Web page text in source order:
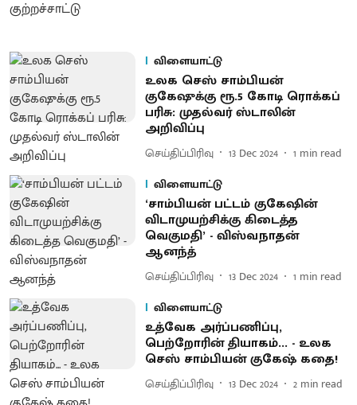
விளையாட்டு
உலக செஸ் சாம்பியன்
குகேஷுக்கு ரூ.5 கோடி ரொக்கப்
பரிசு: முதல்வர் ஸ்டாலின்
அறிவிப்பு
செய்திப்பிரிவு 13 Dec 2024 1 min read
விளையாட்டு
‘சாம்பியன் பட்டம் குகேஷின்
விடாமுயற்சிக்கு கிடைத்த
வெகுமதி’ - விஸ்வநாதன்
ஆனந்த்
செய்திப்பிரிவு 13 Dec 2024 1 min read
விளையாட்டு
உத்வேக அர்ப்பணிப்பு,
பெற்றோரின் தியாகம்... - உலக
செஸ் சாம்பியன் குகேஷ் கதை!
செய்திப்பிரிவு 13 Dec 2024 2 min read